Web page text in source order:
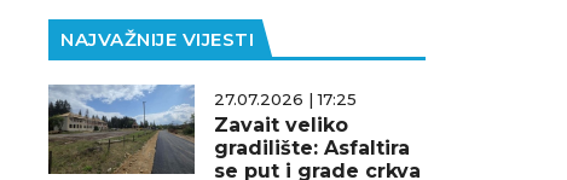
NAJVAŽNIJE VIJESTI
27.07.2026 | 17:25
Zavait veliko
gradilište: Asfaltira
se put i grade crkva